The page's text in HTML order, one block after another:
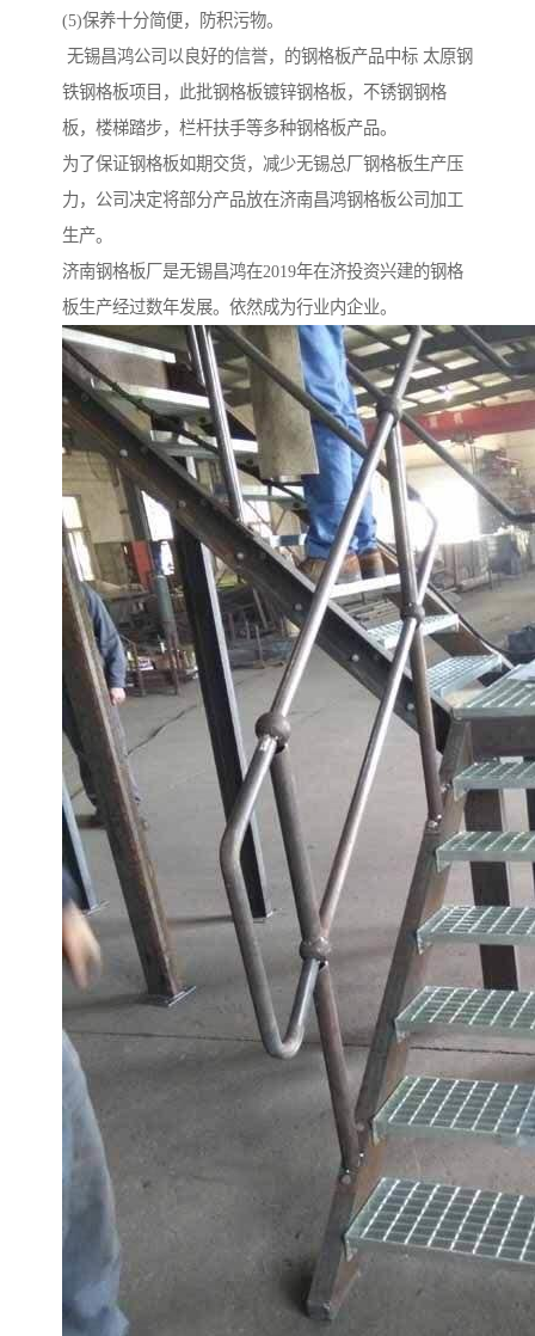
(5)保养十分简便，防积污物。
无锡昌鸿公司以良好的信誉，的钢格板产品中标 太原钢
铁钢格板项目，此批钢格板镀锌钢格板，不锈钢钢格
板，楼梯踏步，栏杆扶手等多种钢格板产品。
为了保证钢格板如期交货，减少无锡总厂钢格板生产压
力，公司决定将部分产品放在济南昌鸿钢格板公司加工
生产。
济南钢格板厂是无锡昌鸿在2019年在济投资兴建的钢格
板生产经过数年发展。依然成为行业内企业。